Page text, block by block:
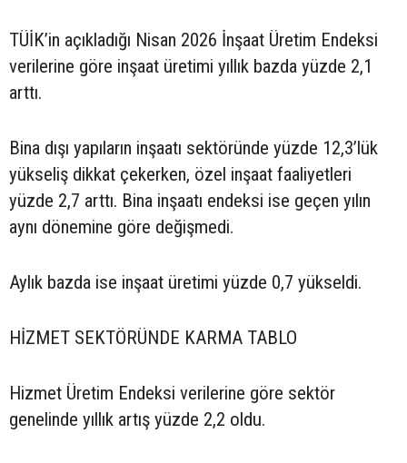
TÜİK’in açıkladığı Nisan 2026 İnşaat Üretim Endeksi
verilerine göre inşaat üretimi yıllık bazda yüzde 2,1
arttı.
Bina dışı yapıların inşaatı sektöründe yüzde 12,3’lük
yükseliş dikkat çekerken, özel inşaat faaliyetleri
yüzde 2,7 arttı. Bina inşaatı endeksi ise geçen yılın
aynı dönemine göre değişmedi.
Aylık bazda ise inşaat üretimi yüzde 0,7 yükseldi.
HİZMET SEKTÖRÜNDE KARMA TABLO
Hizmet Üretim Endeksi verilerine göre sektör
genelinde yıllık artış yüzde 2,2 oldu.